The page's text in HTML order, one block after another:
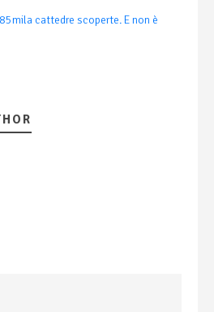
cattedre scoperte. E non è